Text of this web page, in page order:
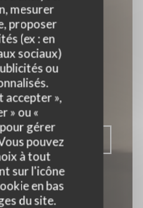
mesurer
proposer
(ex : en
sociaux)
ou
accepter »,
» ou «
gérer
pouvez
à tout
sur l'icône
en bas
du site.
à la
|PARIS